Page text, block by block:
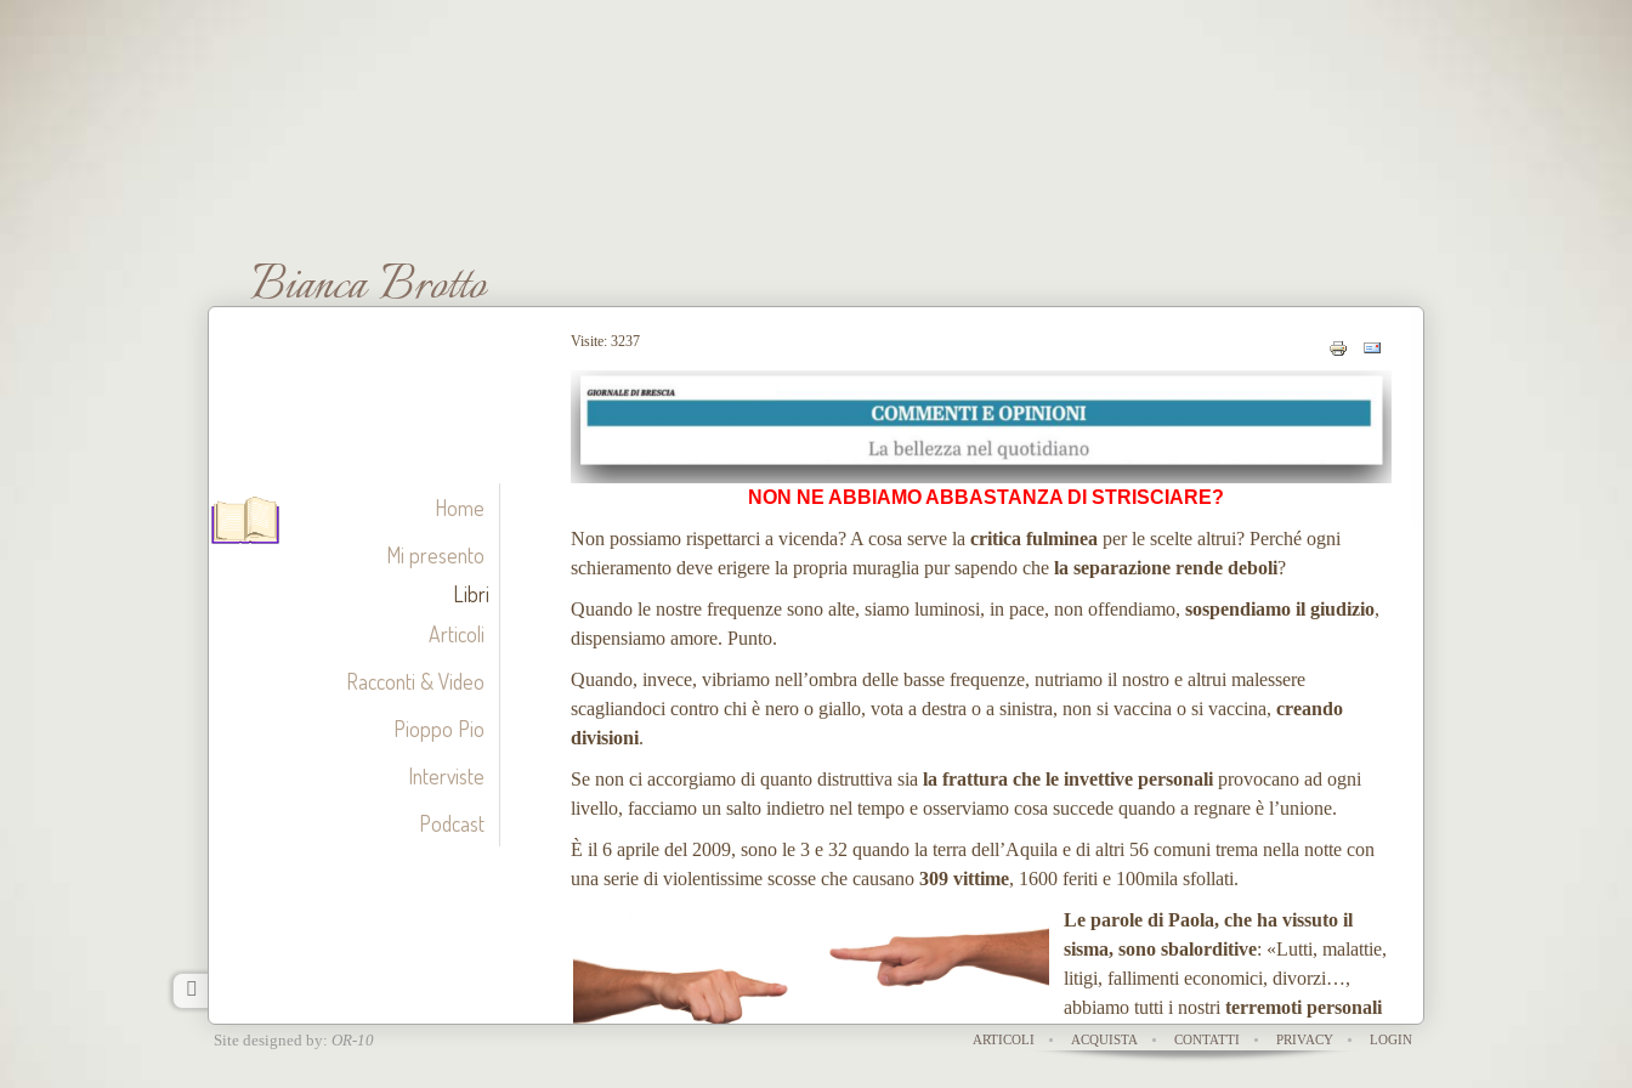
Bianca Brotto
Home
Mi presento
Libri
Articoli
Racconti & Video
Pioppo Pio
Interviste
Podcast
Visite: 3237
NON NE ABBIAMO ABBASTANZA DI STRISCIARE?
Non possiamo rispettarci a vicenda? A cosa serve la critica fulminea per le scelte altrui? Perché ogni
schieramento deve erigere la propria muraglia pur sapendo che la separazione rende deboli?
Quando le nostre frequenze sono alte, siamo luminosi, in pace, non offendiamo, sospendiamo il giudizio,
dispensiamo amore. Punto.
Quando, invece, vibriamo nell’ombra delle basse frequenze, nutriamo il nostro e altrui malessere
scagliandoci contro chi è nero o giallo, vota a destra o a sinistra, non si vaccina o si vaccina, creando
divisioni.
Se non ci accorgiamo di quanto distruttiva sia la frattura che le invettive personali provocano ad ogni
livello, facciamo un salto indietro nel tempo e osserviamo cosa succede quando a regnare è l’unione.
È il 6 aprile del 2009, sono le 3 e 32 quando la terra dell’Aquila e di altri 56 comuni trema nella notte con
una serie di violentissime scosse che causano 309 vittime, 1600 feriti e 100mila sfollati.
Le parole di Paola, che ha vissuto il
sisma, sono sbalorditive: «Lutti, malattie,
litigi, fallimenti economici, divorzi…,
abbiamo tutti i nostri terremoti personali
perché la vita, prima o poi, scuote le nostre
sicurezze scaraventandoci in uno stato di
ARTICOLI ACQUISTA CONTATTI PRIVACY LOGIN
Site designed by: OR-10